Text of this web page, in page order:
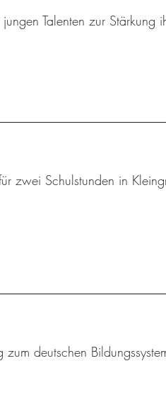
Talenten zur Stärkung
zwei Schulstunden in
deutschen